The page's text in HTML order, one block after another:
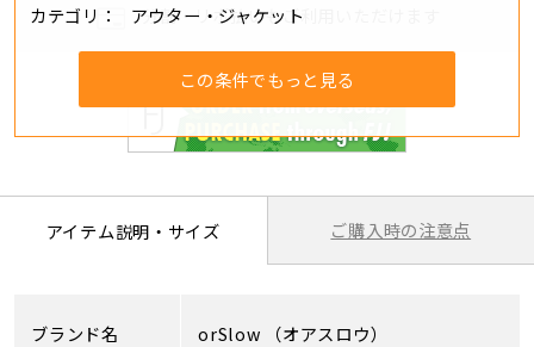
カテゴリ
アウター・ジャケット
この条件でもっと見る
分割・リボ払いもご利用いただけます
アイテム説明・サイズ ご購入時の注意点
ブランド名 orSlow （オアスロウ）